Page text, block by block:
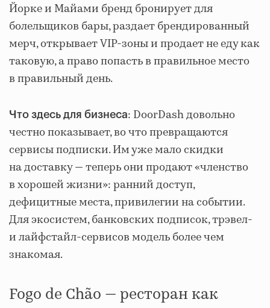
Йорке и Майами бренд бронирует для
болельщиков бары, раздает брендированный
мерч, открывает VIP-зоны и продает не еду как
таковую, а право попасть в правильное место
в правильный день.
Что здесь для бизнеса: DoorDash довольно
честно показывает, во что превращаются
сервисы подписки. Им уже мало скидки
на доставку — теперь они продают «членство
в хорошей жизни»: ранний доступ,
дефицитные места, привилегии на событии.
Для экосистем, банковских подписок, трэвел-
и лайфстайл-сервисов модель более чем
знакомая.
Fogo de Chão — ресторан как